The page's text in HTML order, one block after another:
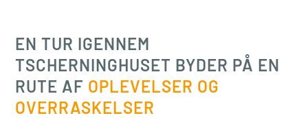
EN TUR IGENNEM
TSCHERNINGHUSET BYDER PÅ EN
RUTE AF OPLEVELSER OG
OVERRASKELSER